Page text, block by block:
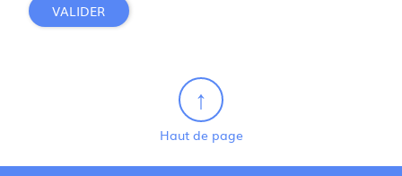
VALIDER
Haut de page